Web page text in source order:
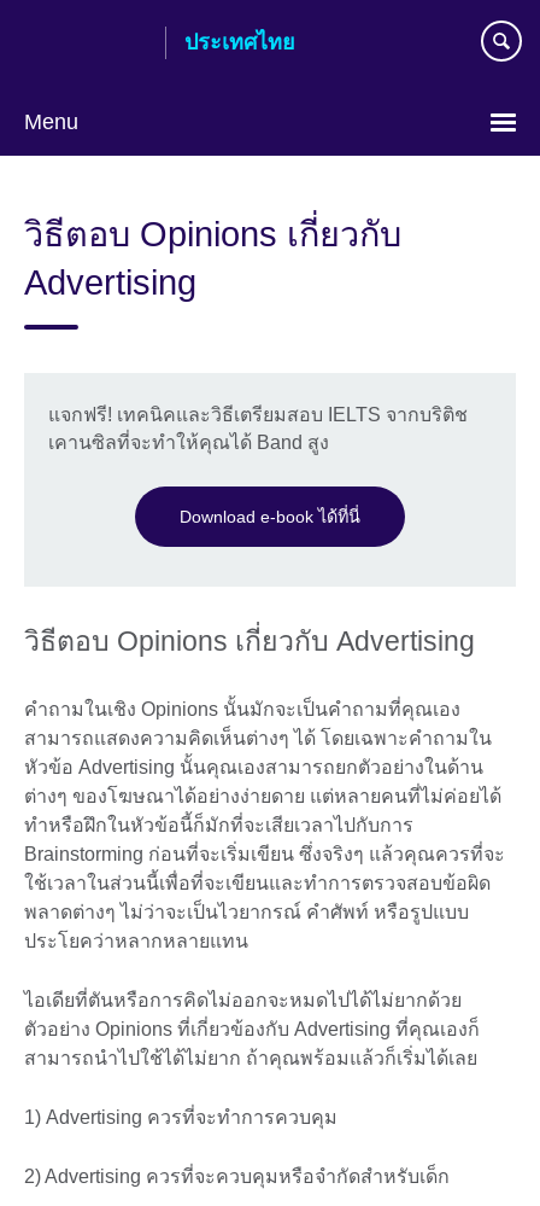
ประเทศไทย
Menu
วิธีตอบ Opinions เกี่ยวกับ
Advertising
แจกฟรี! เทคนิคและวิธีเตรียมสอบ IELTS จากบริติช
เคานซิลที่จะทำให้คุณได้ Band สูง
Download e-book ได้ที่นี่
วิธีตอบ Opinions เกี่ยวกับ Advertising
คำถามในเชิง Opinions นั้นมักจะเป็นคำถามที่คุณเอง
สามารถแสดงความคิดเห็นต่างๆ ได้ โดยเฉพาะคำถามใน
หัวข้อ Advertising นั้นคุณเองสามารถยกตัวอย่างในด้าน
ต่างๆ ของโฆษณาได้อย่างง่ายดาย แต่หลายคนที่ไม่ค่อยได้
ทำหรือฝึกในหัวข้อนี้ก็มักที่จะเสียเวลาไปกับการ
Brainstorming ก่อนที่จะเริ่มเขียน ซึ่งจริงๆ แล้วคุณควรที่จะ
ใช้เวลาในส่วนนี้เพื่อที่จะเขียนและทำการตรวจสอบข้อผิด
พลาดต่างๆ ไม่ว่าจะเป็นไวยากรณ์ คำศัพท์ หรือรูปแบบ
ประโยคว่าหลากหลายแทน
ไอเดียที่ตันหรือการคิดไม่ออกจะหมดไปได้ไม่ยากด้วย
ตัวอย่าง Opinions ที่เกี่ยวข้องกับ Advertising ที่คุณเองก็
สามารถนำไปใช้ได้ไม่ยาก ถ้าคุณพร้อมแล้วก็เริ่มได้เลย
1) Advertising ควรที่จะทำการควบคุม
2) Advertising ควรที่จะควบคุมหรือจำกัดสำหรับเด็ก